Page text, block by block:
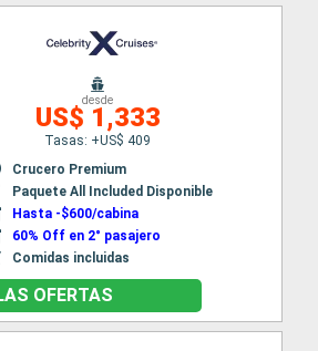
desde
US$ 1,333
Tasas: +US$ 409
Crucero Premium
Paquete All Included Disponible
Hasta -$600/cabina
60% Off en 2° pasajero
Comidas incluidas
OFERTAS